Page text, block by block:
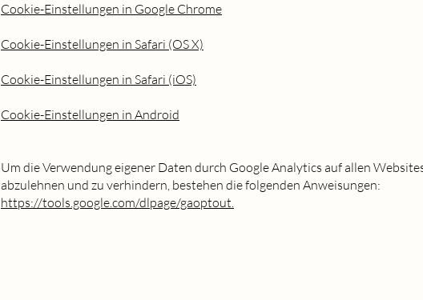
Cookie-Einstellungen in Google Chrome
Cookie-Einstellungen in Safari (OS X)
Cookie-Einstellungen in Safari (iOS)
Cookie-Einstellungen in Android
Um die Verwendung eigener Daten durch Google Analytics auf allen
abzulehnen und zu verhindern, bestehen die folgenden Anweisungen:
https://tools.google.com/dlpage/gaoptout.